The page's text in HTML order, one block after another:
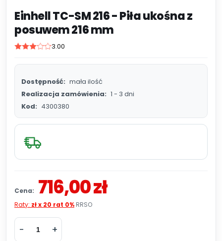
Einhell TC-SM 216 - Piła ukośna z
posuwem 216 mm
3.00
Dostępność: mała ilość
Realizacja zamówienia: 1 - 3 dni
Kod: 4300380
Cena: 716,00 zł
Raty: zł x 20 rat 0% RRSO